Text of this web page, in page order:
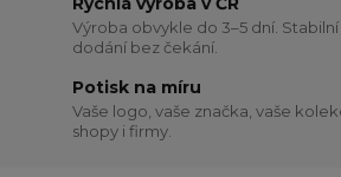
Výroba obvykle do 3–5 dní.
dodání bez čekání.
Potisk na míru
Vaše logo, vaše značka, vaše
shopy i firmy.